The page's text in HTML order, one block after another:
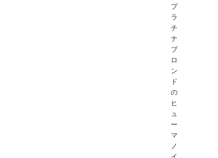
プ
ラ
チ
ナ
ブ
ロ
ン
ド
の
ヒ
ュ
ー
マ
ノ
イ